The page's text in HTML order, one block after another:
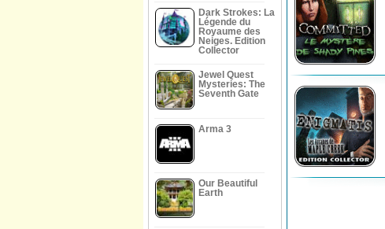
Dark Strokes: La
Légende du
Royaume des
Neiges. Edition
Collector
Jewel Quest
Mysteries: The
Seventh Gate
Arma 3
Our Beautiful
Earth